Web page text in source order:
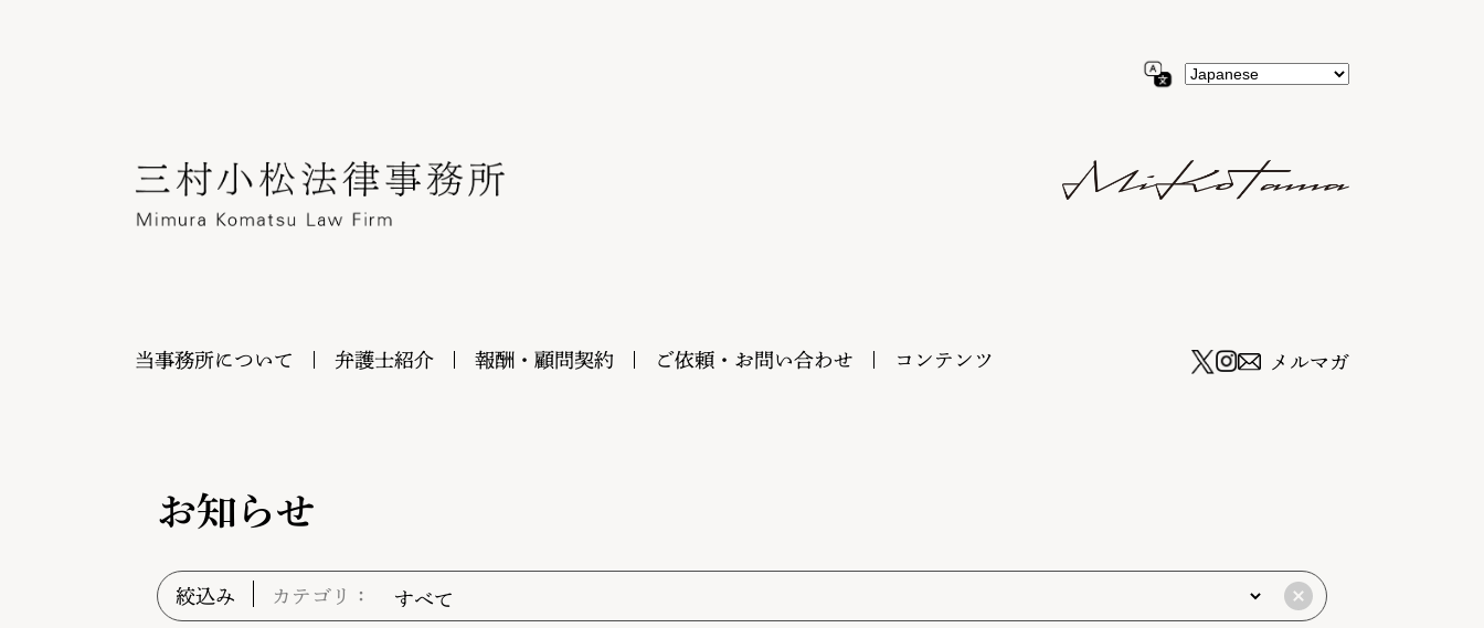
当事務所について 弁護士紹介 報酬・顧問契約 ご依頼・お問い合わせ コンテンツ メルマガ
お知らせ
絞込み カテゴリ：